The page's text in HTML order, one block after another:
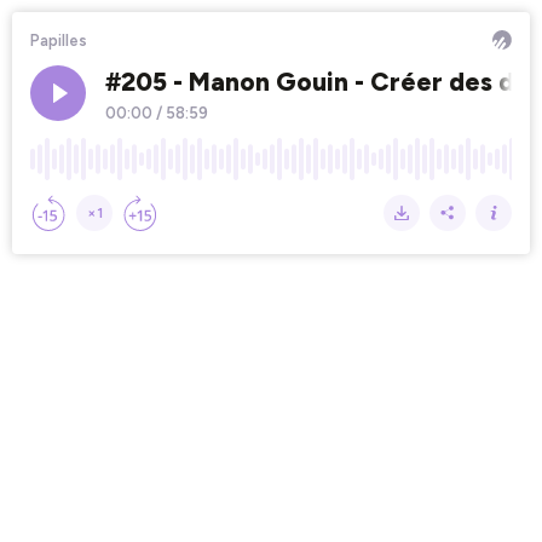
Papilles
#205 - Manon Gouin - Créer des
00:00 / 58:59
×1